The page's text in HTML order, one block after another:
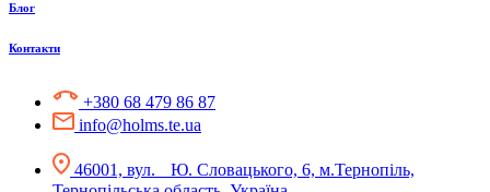
Блог
Контакти
+380 68 479 86 87
info@holms.te.ua
46001, вул. Ю. Словацького, 6, м.Тернопіль,